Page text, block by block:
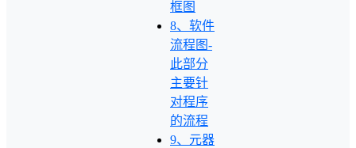
框图
8、软件
流程图-
此部分
主要针
对程序
的流程
9、元器